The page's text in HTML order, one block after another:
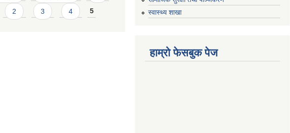
2 3 4 5
स्वास्थ्य शाखा
हाम्रो फेसबुक पेज